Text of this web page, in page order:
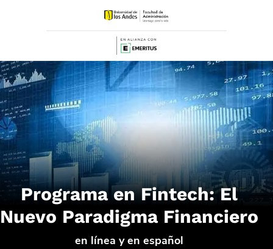
Programa en Fintech: El
Nuevo Paradigma Financiero
en línea y en español